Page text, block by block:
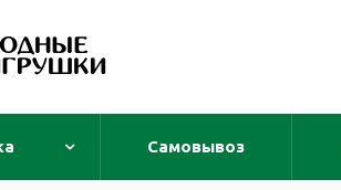
Самовывоз